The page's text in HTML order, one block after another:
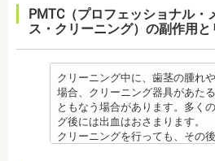
の場合は、鎮痛剤、吐き気止め
のもと服用してください。
・治療の経過と治療後の見た目
らわれる治療です。また、歯科
も起こりえます。歯科医師とよ
・矯正力が強すぎると、歯の根
収」が起こるリスクが高くなりま
・歯や骨の状態、歯の動きを妨
合、虫歯や歯周病の発生など、
期間が長くなる場合があります。
す。
・矯正終了して数か月から数年
せが悪くなる可能性があります
なると、咀嚼障害、頭痛、肩こ
また、かみ合わせのバランスが
大きく開かない、食事を噛むと
節症を発症する場合があります
調症になることもあります。か
合は、かみ合わせの治療を行い
ッ素塗布など、歯科医院でのケ
す。
病の治療を行う必要もあります。
治療終了後
・矯正終了後に噛み合わせが悪
ます。
噛み合わせが悪くなると、咀嚼
囲炎という病気にかかる可能性
ラントの機能をより長く維持す
異なり保険適用外となります。
・インプラント治療は、お子様
れません。骨の成長途中になる
ント治療はできません。痛み止
療に使用するため妊娠中、妊娠
授乳中の方は、インプラント治
はなく、デメリットもあるため
歯科医師と十分に相談しましょ
【プロフィール】
日本大学歯学部卒業
日本大学歯学部口腔外科第２講
歯学博士（口腔外科学）
日本大学歯学部非常勤講師
社会福祉法人富士白苑理事
・歯のクリーニングは、歯科医
ニング」と書いているところと「
るところがあります。PMTCは
るのに対し、クリーニングは歯
石を落とすスケーリングの場合
るので、事前に内容を確認され
監修医情報 医療法人社団日
宏先生
【プロフィール】
PMTC（プロフェッショナル・
ス・クリーニング）の副作用と
クリーニング中に、歯茎の腫れ
場合、クリーニング器具があた
ともなう場合があります。多く
グ後には出血はおさまります。
クリーニングを行っても、その